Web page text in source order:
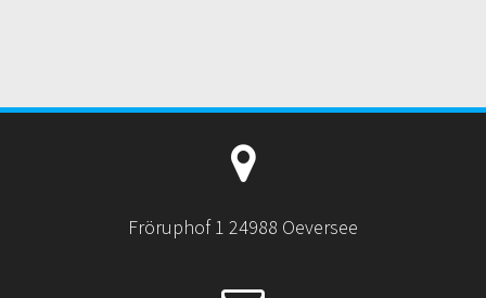
Fröruphof 1 24988 Oeversee